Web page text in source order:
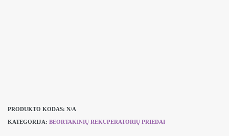
PRODUKTO KODAS: N/A
KATEGORIJA: BEORTAKINIŲ REKUPERATORIŲ PRIEDAI